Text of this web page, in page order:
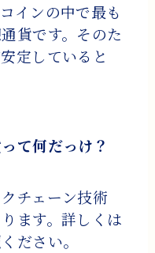
インの中で最も
貨です。そのた
定していると
て何だっけ？
チェーン技術
ます。詳しくは
ださい。